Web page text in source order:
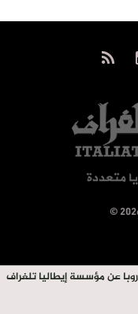
عن مؤسسة إيطاليا تلغراف